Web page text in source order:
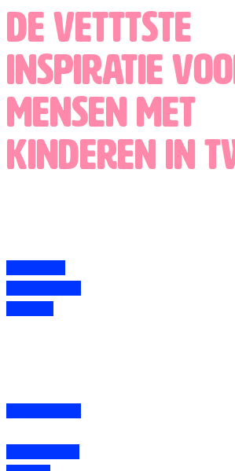
Ga
naar
de
inhoud
De Vetttste
inspiratie
mensen met
kinderen in